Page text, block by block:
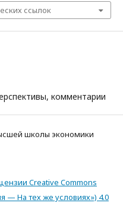
ссылок
комментарии
школы экономики
Creative Commons
— На тех же условиях») 4.0